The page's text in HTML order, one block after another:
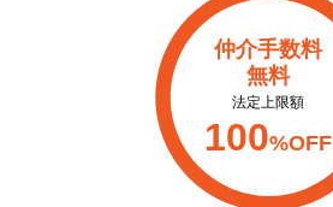
仲介手数料
無料
法定上限額
100%OFF